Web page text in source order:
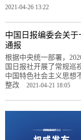
2021-04-26 13:22
中国日报编委会关
通报
根据中央统一部署，
国日报社开展了常规巡
中国特色社会主义思想
整改 2021-04-21 18:05